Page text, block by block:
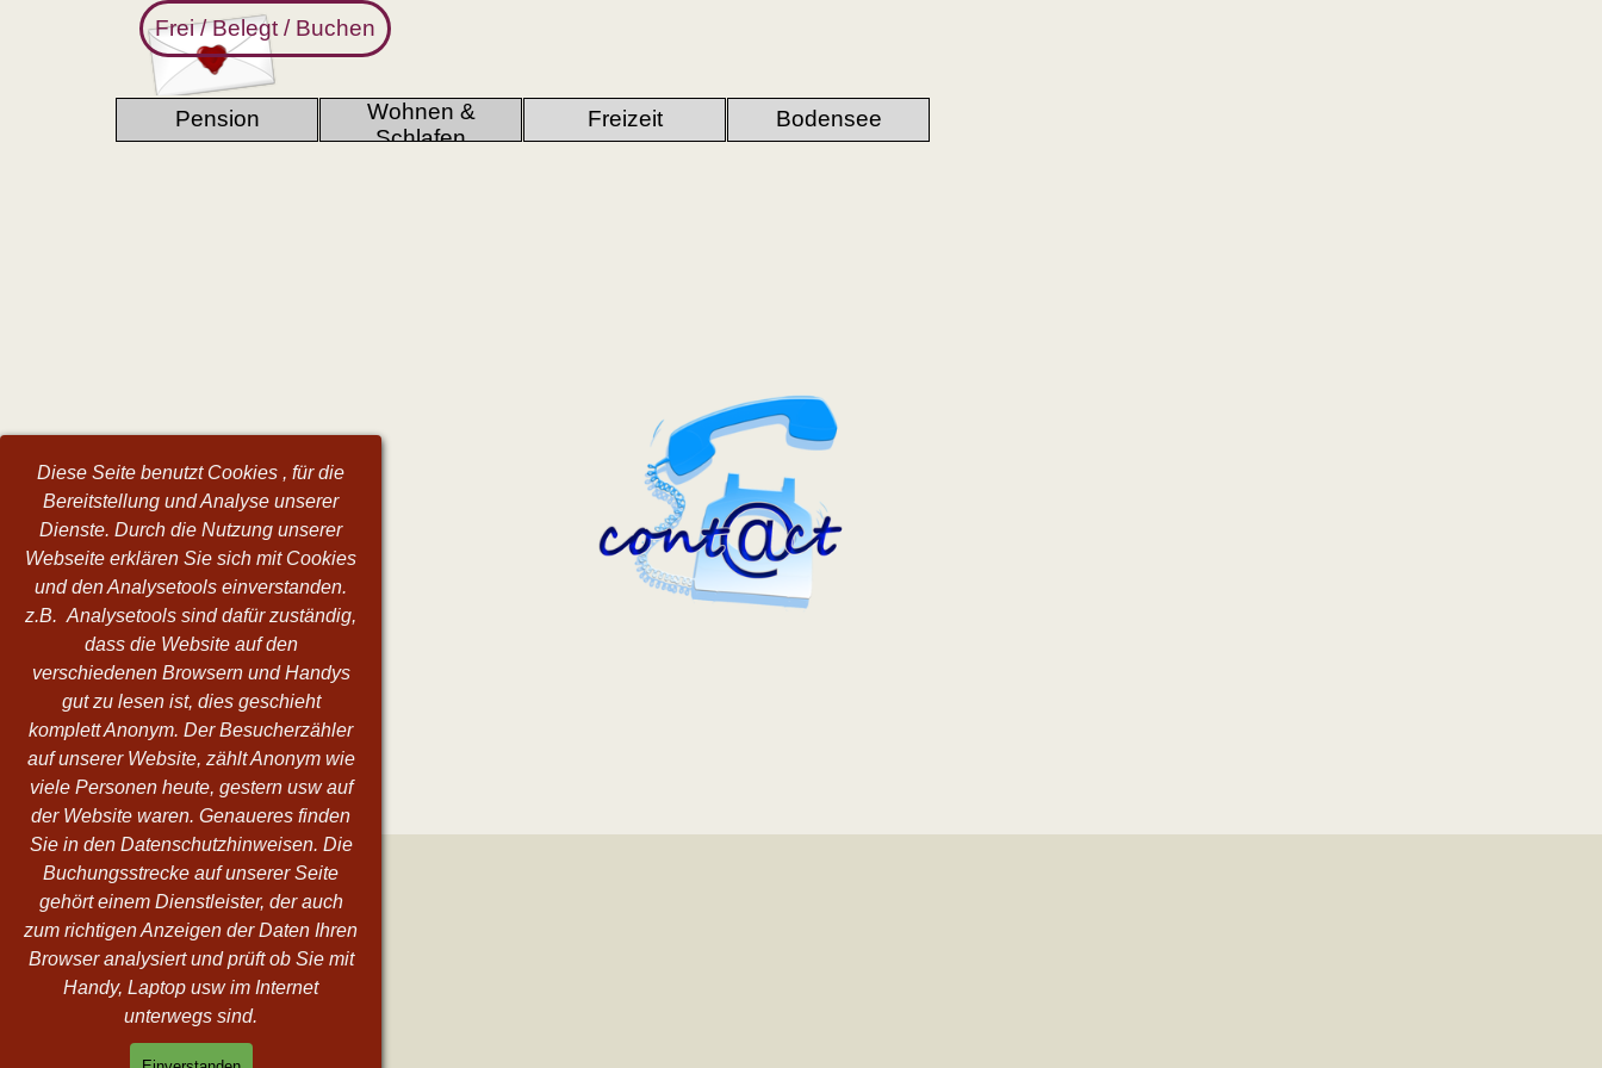
Diese Seite benutzt Cookies , für die
Bereitstellung und Analyse unserer
Dienste. Durch die Nutzung unserer
Webseite erklären Sie sich mit Cookies
und den Analysetools einverstanden.
z.B. Analysetools sind dafür zuständig,
dass die Website auf den
verschiedenen Browsern und Handys
gut zu lesen ist, dies geschieht
komplett Anonym. Der Besucherzähler
auf unserer Website, zählt Anonym wie
viele Personen heute, gestern usw auf
der Website waren. Genaueres finden
Sie in den Datenschutzhinweisen. Die
Buchungsstrecke auf unserer Seite
gehört einem Dienstleister, der auch
zum richtigen Anzeigen der Daten Ihren
Browser analysiert und prüft ob Sie mit
Handy, Laptop usw im Internet
unterwegs sind.
Direkt zum Seiteninhalt
Menü überspringen
Pension ▼
Wohnen &
Schlafen
▼
Freizeit ▼
Bodensee
Frei / Belegt / Buchen
Pension Ekert Antje
Antje Ekert
Seefelderstr. 3
88690 Unteruhldingen
Tel. 07556 50411
Fax. 07556 50420